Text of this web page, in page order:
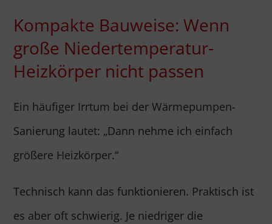
Kompakte Bauweise: Wenn
große Niedertemperatur-
Heizkörper nicht passen
Ein häufiger Irrtum bei der Wärmepumpen-
Sanierung lautet: „Dann nehme ich einfach
größere Heizkörper.“
Technisch kann das funktionieren. Praktisch ist
es aber oft schwierig. Je niedriger die